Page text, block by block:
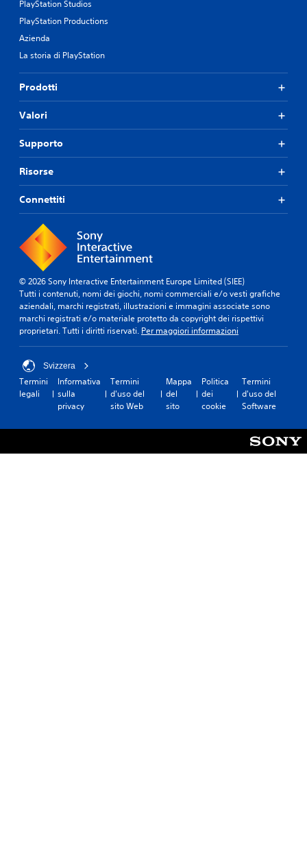
PlayStation Studios
PlayStation Productions
Azienda
La storia di PlayStation
Prodotti
Valori
Supporto
Risorse
Connettiti
© 2026 Sony Interactive Entertainment Europe Limited (SIEE)
Tutti i contenuti, nomi dei giochi, nomi commerciali e/o vesti grafiche
aziendali, marchi registrati, illustrazioni e immagini associate sono
marchi registrati e/o materiale protetto da copyright dei rispettivi
proprietari. Tutti i diritti riservati. Per maggiori informazioni
Svizzera
Termini
legali
Informativa
sulla
privacy
Termini
d'uso del
sito Web
Mappa
del
sito
Politica
dei
cookie
Termini
d'uso del
Software